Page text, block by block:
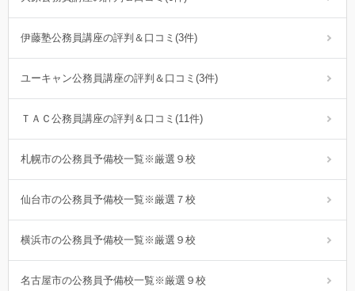
伊藤塾公務員講座の評判＆口コミ(3件)
ユーキャン公務員講座の評判＆口コミ(3件)
ＴＡＣ公務員講座の評判＆口コミ(11件)
札幌市の公務員予備校一覧※厳選９校
仙台市の公務員予備校一覧※厳選７校
横浜市の公務員予備校一覧※厳選９校
名古屋市の公務員予備校一覧※厳選９校